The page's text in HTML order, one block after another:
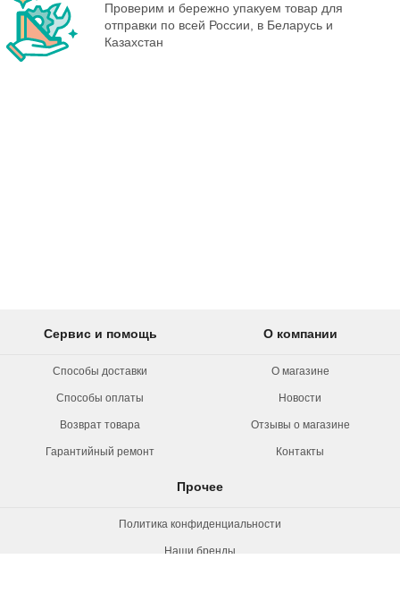
Проверим и бережно упакуем товар для
отправки по всей России, в Беларусь и
Казахстан
Сервис и помощь
Способы доставки
Способы оплаты
Возврат товара
Гарантийный ремонт
О компании
О магазине
Новости
Отзывы о магазине
Контакты
Прочее
Политика конфиденциальности
Наши бренды